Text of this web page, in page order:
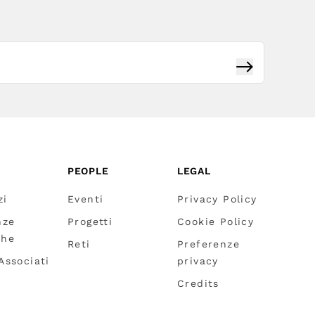
Iscriviti
PEOPLE
Eventi
Progetti
Reti
LEGAL
Privacy Policy
Cookie Policy
Preferenze
privacy
Credits